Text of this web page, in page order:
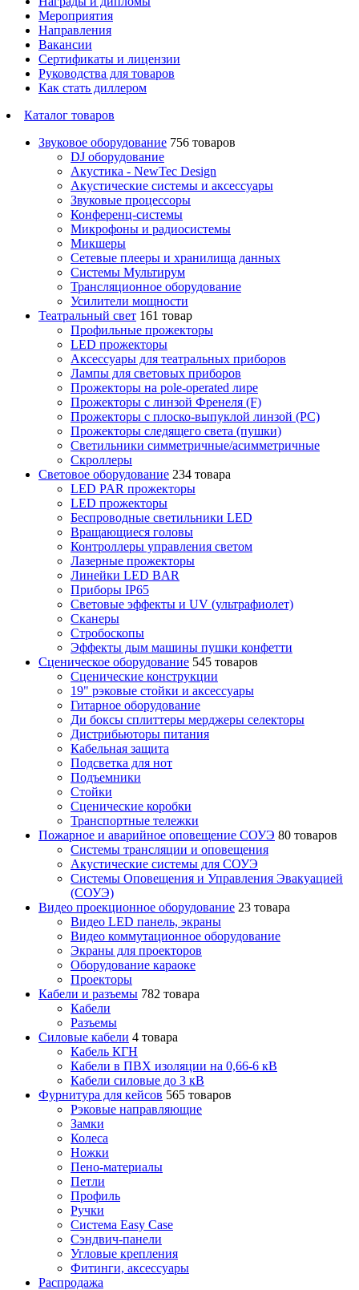
Мероприятия
Направления
Вакансии
Сертификаты и лицензии
Руководства для товаров
Как стать диллером
Каталог товаров
Звуковое оборудование 756 товаров
DJ оборудование
Акустика - NewTec Design
Акустические системы и аксессуары
Звуковые процессоры
Конференц-системы
Микрофоны и радиосистемы
Микшеры
Сетевые плееры и хранилища данных
Системы Мультирум
Трансляционное оборудование
Усилители мощности
Театральный свет 161 товар
Профильные прожекторы
LED прожекторы
Аксессуары для театральных приборов
Лампы для световых приборов
Прожекторы на pole-operated лире
Прожекторы с линзой Френеля (F)
Прожекторы с плоско-выпуклой линзой (PC)
Прожекторы следящего света (пушки)
Светильники симметричные/асимметричные
Скроллеры
Световое оборудование 234 товара
LED PAR прожекторы
LED прожекторы
Беспроводные светильники LED
Вращающиеся головы
Контроллеры управления светом
Лазерные прожекторы
Линейки LED BAR
Приборы IP65
Световые эффекты и UV (ультрафиолет)
Сканеры
Стробоскопы
Эффекты дым машины пушки конфетти
Сценическое оборудование 545 товаров
Сценические конструкции
19" рэковые стойки и аксесcуары
Гитарное оборудование
Ди боксы сплиттеры мерджеры селекторы
Дистрибьюторы питания
Кабельная защита
Подсветка для нот
Подъемники
Стойки
Сценические коробки
Транспортные тележки
Пожарное и аварийное оповещение СОУЭ 80 товаров
Cистемы трансляции и оповещения
Акустические системы для СОУЭ
Системы Оповещения и Управления Эвакуацией
(СОУЭ)
Видео проекционное оборудование 23 товара
Видео LED панель, экраны
Видео коммутационное оборудование
Экраны для проекторов
Оборудование караоке
Проекторы
Кабели и разъемы 782 товара
Кабели
Разъемы
Силовые кабели 4 товара
Кабель КГН
Кабели в ПВХ изоляции на 0,66-6 кВ
Кабели силовые до 3 кВ
Фурнитура для кейсов 565 товаров
Рэковые направляющие
Замки
Колеса
Ножки
Пено-материалы
Петли
Профиль
Ручки
Система Easy Case
Сэндвич-панели
Угловые крепления
Фитинги, аксессуары
Распродажа